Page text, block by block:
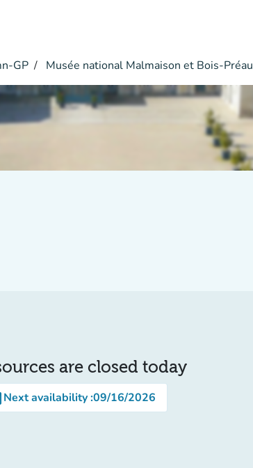
GP Musée national Malmaison et Bois-Préau
are closed today
Next availability:09/16/2026